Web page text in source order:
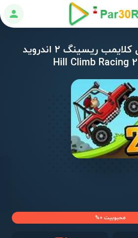
ورود
دانلود بازی هیل کلایمب ریسینگ ۲ اندروید
Hill Climb Racing 2
محبوبیت 0%